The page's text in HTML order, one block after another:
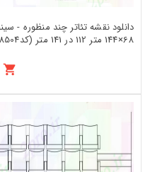
دانلود نقشه تئاتر چند منظوره -
68×144 متر 112 در 141 متر (کد38504)